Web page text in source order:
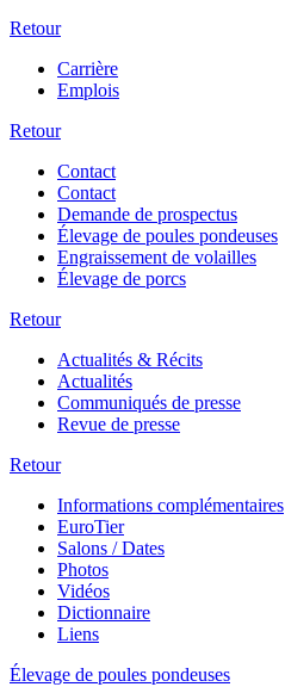
Retour
Carrière
Emplois
Retour
Contact
Contact
Demande de prospectus
Élevage de poules pondeuses
Engraissement de volailles
Élevage de porcs
Retour
Actualités & Récits
Actualités
Communiqués de presse
Revue de presse
Retour
Informations complémentaires
EuroTier
Salons / Dates
Photos
Vidéos
Dictionnaire
Liens
Élevage de poules pondeuses